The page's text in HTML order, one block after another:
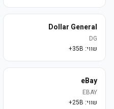
Dollar General
DG
שווי: 35B+
eBay
EBAY
שווי: 25B+